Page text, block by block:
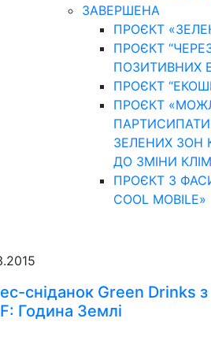
ЗАВЕРШЕНА
ПРОЄКТ
ПРОЄКТ
ПОЗИТИВНИХ
ПРОЄКТ
ПРОЄКТ
ЗЕЛЕНИХ ЗОН
ДО ЗМІНИ
ПРОЄКТ З
COOL MOBILE»
сніданок Green Drinks з
Година Землі